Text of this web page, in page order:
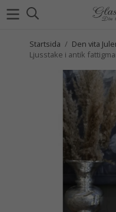
Startsida / Den vita
Ljusstake i antik